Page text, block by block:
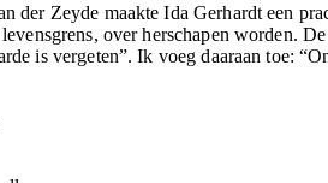
der Zeyde maakte Ida Gerhardt een
over herschapen worden.
is vergeten”. Ik voeg daaraan toe: